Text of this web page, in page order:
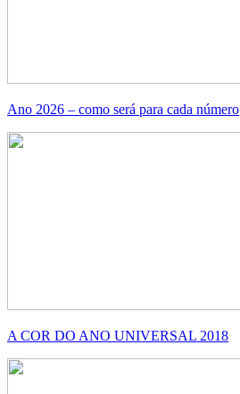
Ano 2026 – como será para cada número
A COR DO ANO UNIVERSAL 2018